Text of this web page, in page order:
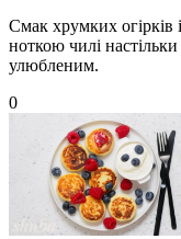
Смак хрумких огірків
ноткою чилі
улюбленим.
0